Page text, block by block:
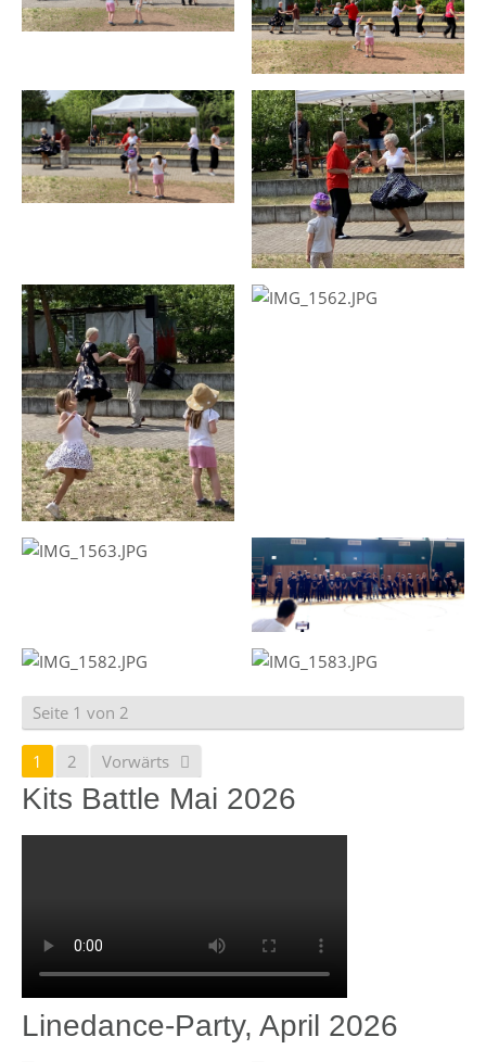
Seite 1 von 2
1 2 Vorwärts
Kits Battle Mai 2026
Linedance-Party, April 2026